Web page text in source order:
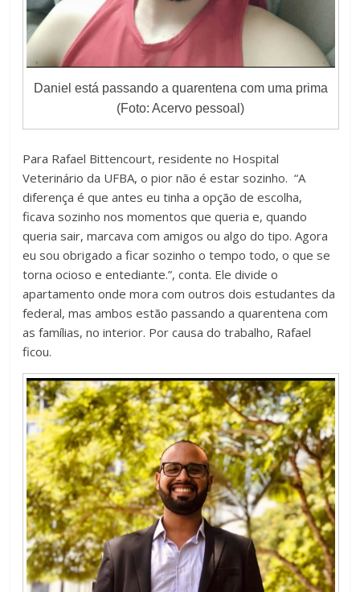
Daniel está passando a quarentena com uma prima
(Foto: Acervo pessoal)
Para Rafael Bittencourt, residente no Hospital
Veterinário da UFBA, o pior não é estar sozinho. “A
diferença é que antes eu tinha a opção de escolha,
ficava sozinho nos momentos que queria e, quando
queria sair, marcava com amigos ou algo do tipo. Agora
eu sou obrigado a ficar sozinho o tempo todo, o que se
torna ocioso e entediante.”, conta. Ele divide o
apartamento onde mora com outros dois estudantes da
federal, mas ambos estão passando a quarentena com
as famílias, no interior. Por causa do trabalho, Rafael
ficou.